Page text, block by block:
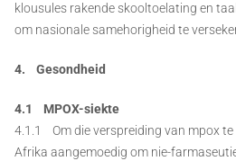
klousules rakende skooltoelating en
om nasionale samehorigheid te
4. Gesondheid
4.1 MPOX-siekte
4.1.1 Om die verspreiding van mpox te
Afrika aangemoedig om nie-